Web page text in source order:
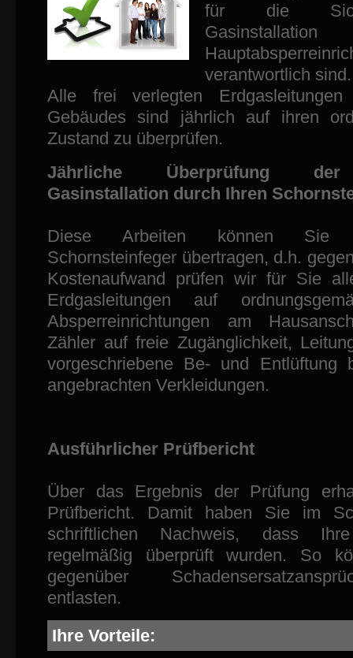
für die
verantwortlich sind.
Alle frei verlegten
Gebäudes sind jährlich auf ihren
Zustand zu überprüfen.
Jährliche Überprüfung der
Gasinstallation durch Ihren
Diese Arbeiten können Sie
Schornsteinfeger übertragen, d.h.
Kostenaufwand prüfen wir für Sie
Erdgasleitungen auf
Absperreinrichtungen am
Zähler auf freie Zugänglichkeit,
vorgeschriebene Be- und Entlüftung
angebrachten Verkleidungen.
Ausführlicher Prüfbericht
Über das Ergebnis der Prüfung
Prüfbericht. Damit haben Sie im
schriftlichen Nachweis, dass Ihre
regelmäßig überprüft wurden. So
gegenüber
entlasten.
Ihre Vorteile: